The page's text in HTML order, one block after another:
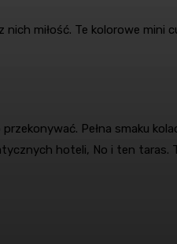
nich miłość. Te kolorowe
Pełna smaku
hoteli, No i ten